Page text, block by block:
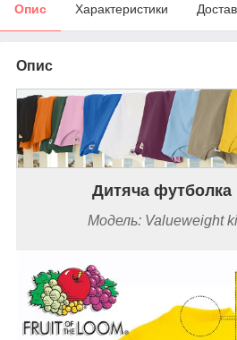
Опис Характеристики
Опис
Дитяча футболка
Модель: Valueweight